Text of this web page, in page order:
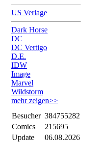
US Verlage
Dark Horse
DC
DC Vertigo
D.E.
IDW
Image
Marvel
Wildstorm
mehr zeigen>>
Besucher 384755282
Comics
215695
Update
06.08.2026